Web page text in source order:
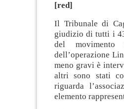
[red]
Il Tribunale di
giudizio di tutti i
del movimento
dell’operazione
meno gravi è
altri sono stati
riguarda
elemento